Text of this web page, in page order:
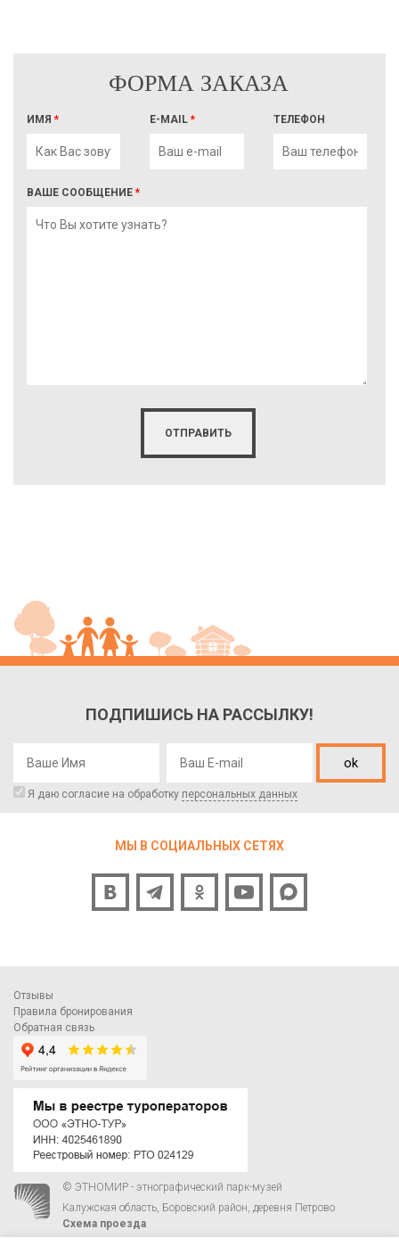
ФОРМА ЗАКАЗА
ИМЯ * E-MAIL* ТЕЛЕФОН
ВАШЕ СООБЩЕНИЕ *
ПОДПИШИСЬ НА РАССЫЛКУ!
ok
Я даю согласие на обработку персональных данных
МЫ В СОЦИАЛЬНЫХ СЕТЯХ
Отзывы
Правила бронирования
Обратная связь
© ЭТНОМИР - этнографический парк-музей
Калужская область, Боровский район, деревня Петрово
Схема проезда